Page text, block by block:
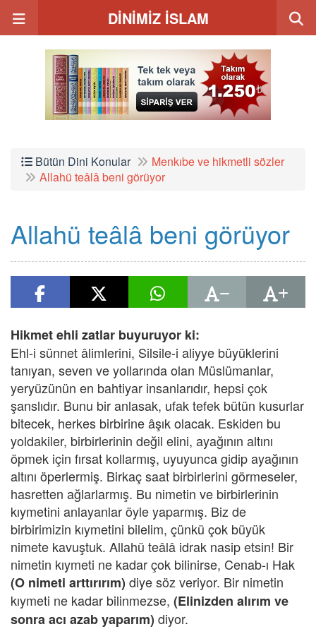
DİNİMİZ İSLAM
Bütün Dini Konular
Menkıbe ve hikmetli sözler
Allahü teâlâ beni görüyor
Allahü teâlâ beni görüyor
Hikmet ehli zatlar buyuruyor ki:
Ehl-i sünnet âlimlerini, Silsile-i aliyye büyüklerini
tanıyan, seven ve yollarında olan Müslümanlar,
yeryüzünün en bahtiyar insanlarıdır, hepsi çok
şanslıdır. Bunu bir anlasak, ufak tefek bütün kusurlar
bitecek, herkes birbirine âşık olacak. Eskiden bu
yoldakiler, birbirlerinin değil elini, ayağının altını
öpmek için fırsat kollarmış, uyuyunca gidip ayağının
altını öperlermiş. Birkaç saat birbirlerini görmeseler,
hasretten ağlarlarmış. Bu nimetin ve birbirlerinin
kıymetini anlayanlar öyle yaparmış. Biz de
birbirimizin kıymetini bilelim, çünkü çok büyük
nimete kavuştuk. Allahü teâlâ idrak nasip etsin! Bir
nimetin kıymeti ne kadar çok bilinirse, Cenab-ı Hak
(O nimeti arttırırım) diye söz veriyor. Bir nimetin
kıymeti ne kadar bilinmezse, (Elinizden alırım ve
sonra acı azab yaparım) diyor.